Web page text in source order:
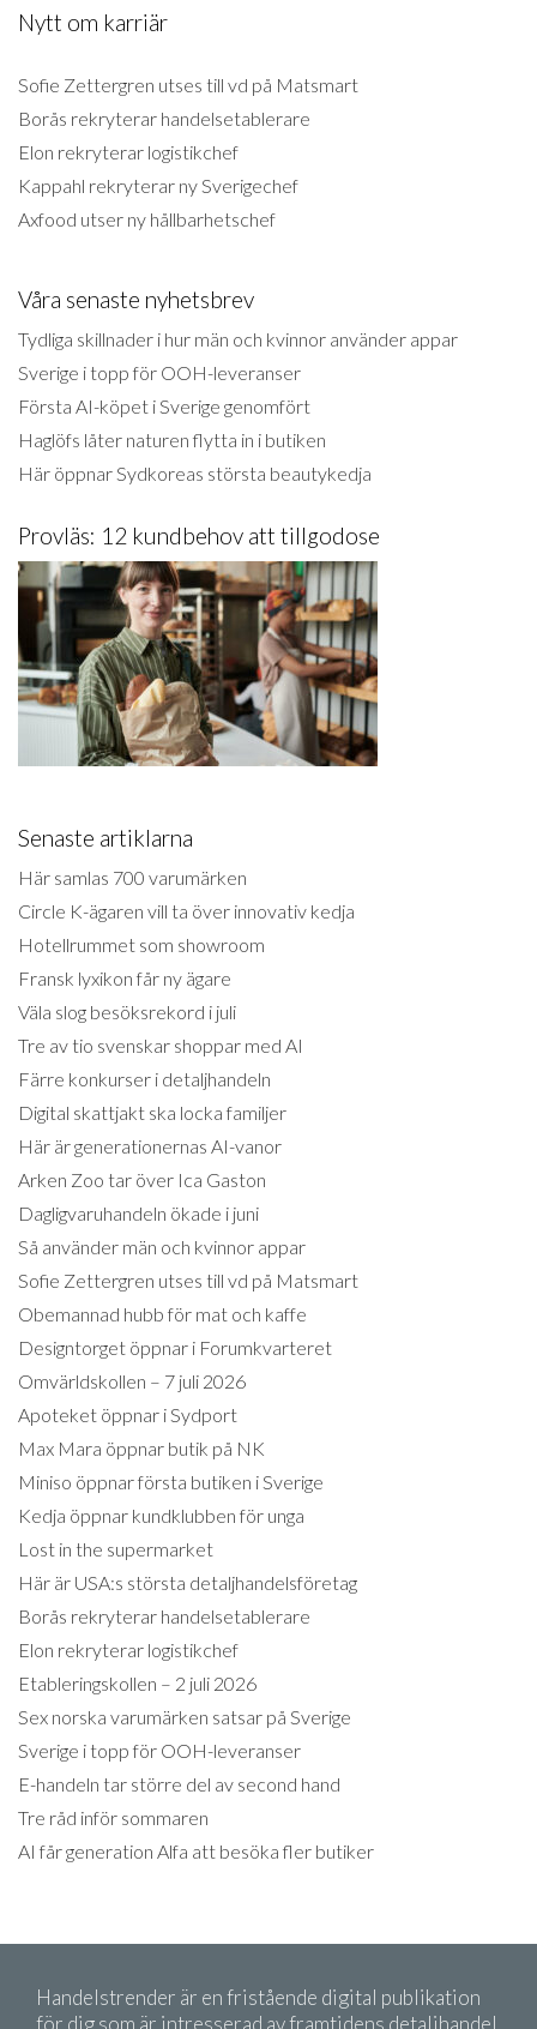
Nytt om karriär
Sofie Zettergren utses till vd på Matsmart
Borås rekryterar handelsetablerare
Elon rekryterar logistikchef
Kappahl rekryterar ny Sverigechef
Axfood utser ny hållbarhetschef
Våra senaste nyhetsbrev
Tydliga skillnader i hur män och kvinnor använder appar
Sverige i topp för OOH-leveranser
Första AI-köpet i Sverige genomfört
Haglöfs låter naturen flytta in i butiken
Här öppnar Sydkoreas största beautykedja
Provläs: 12 kundbehov att tillgodose
Senaste artiklarna
Här samlas 700 varumärken
Circle K-ägaren vill ta över innovativ kedja
Hotellrummet som showroom
Fransk lyxikon får ny ägare
Väla slog besöksrekord i juli
Tre av tio svenskar shoppar med AI
Färre konkurser i detaljhandeln
Digital skattjakt ska locka familjer
Här är generationernas AI-vanor
Arken Zoo tar över Ica Gaston
Dagligvaruhandeln ökade i juni
Så använder män och kvinnor appar
Sofie Zettergren utses till vd på Matsmart
Obemannad hubb för mat och kaffe
Designtorget öppnar i Forumkvarteret
Omvärldskollen – 7 juli 2026
Apoteket öppnar i Sydport
Max Mara öppnar butik på NK
Miniso öppnar första butiken i Sverige
Kedja öppnar kundklubben för unga
Lost in the supermarket
Här är USA:s största detaljhandelsföretag
Borås rekryterar handelsetablerare
Elon rekryterar logistikchef
Etableringskollen – 2 juli 2026
Sex norska varumärken satsar på Sverige
Sverige i topp för OOH-leveranser
E-handeln tar större del av second hand
Tre råd inför sommaren
AI får generation Alfa att besöka fler butiker
Handelstrender är en fristående digital publikation
för dig som är intresserad av framtidens detaljhandel.